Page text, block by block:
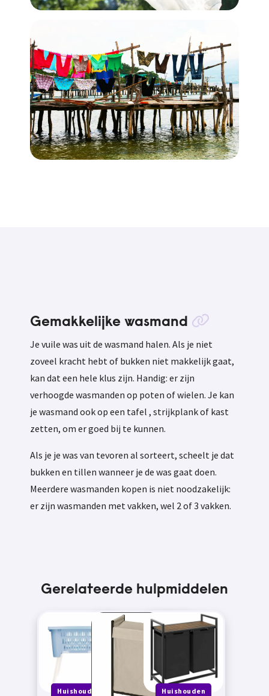
Gemakkelijke wasmand
Je vuile was uit de wasmand halen. Als je niet
zoveel kracht hebt of bukken niet makkelijk gaat,
kan dat een hele klus zijn. Handig: er zijn
verhoogde wasmanden op poten of wielen. Je kan
je wasmand ook op een tafel , strijkplank of kast
zetten, om er goed bij te kunnen.
Als je je was van tevoren al sorteert, scheelt je dat
bukken en tillen wanneer je de was gaat doen.
Meerdere wasmanden kopen is niet noodzakelijk:
er zijn wasmanden met vakken, wel 2 of 3 vakken.
Gerelateerde hulpmiddelen
Huishouden Huishouden